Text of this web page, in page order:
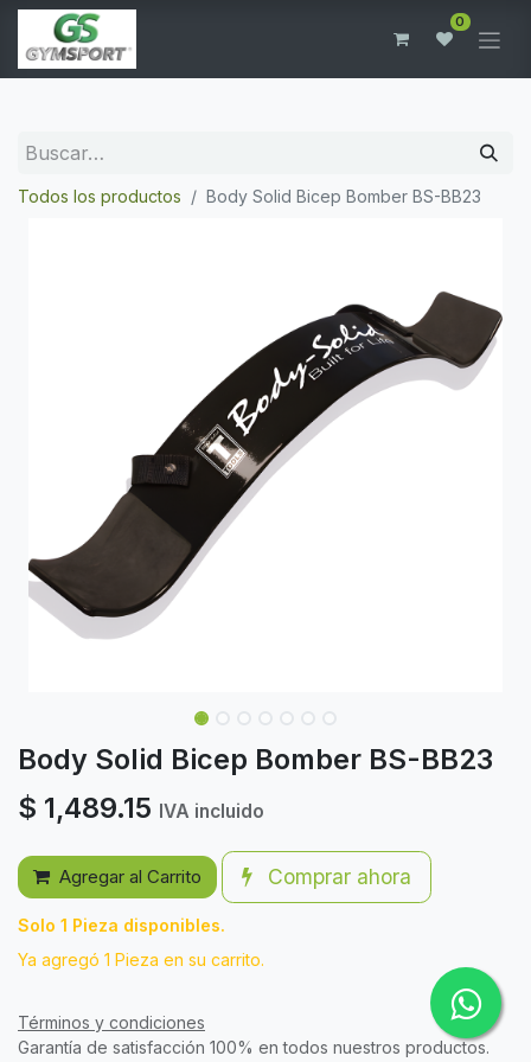
0
Todos los productos Body Solid Bicep Bomber BS-BB23
Body Solid Bicep Bomber BS-BB23
$ 1,489.15 IVA incluido
Agregar al Carrito Comprar ahora
Solo 1 Pieza disponibles.
Ya agregó 1 Pieza en su carrito.
Términos y condiciones
Garantía de satisfacción 100% en todos nuestros productos.